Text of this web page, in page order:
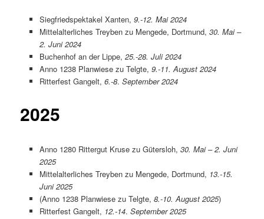
Siegfriedspektakel Xanten, 9.-12. Mai 2024
Mittelalterliches Treyben zu Mengede, Dortmund, 30. Mai –
2. Juni 2024
Buchenhof an der Lippe, 25.-28. Juli 2024
Anno 1238 Planwiese zu Telgte, 9.-11. August 2024
Ritterfest Gangelt, 6.-8. September 2024
2025
Anno 1280 Rittergut Kruse zu Gütersloh, 30. Mai – 2. Juni
2025
Mittelalterliches Treyben zu Mengede, Dortmund, 13.-15.
Juni 2025
(Anno 1238 Planwiese zu Telgte, 8.-10. August 2025)
Ritterfest Gangelt, 12.-14. September 2025